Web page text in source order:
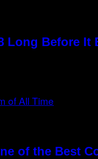
Before It
of the Best